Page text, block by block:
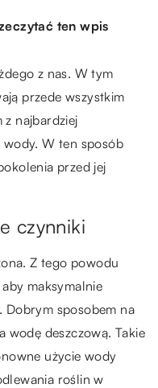
ten wpis
z nas. W tym
przede wszystkim
z najbardziej
W ten sposób
przed jej
czynniki
Z tego powodu
maksymalnie
Dobrym sposobem na
wodę deszczową. Takie
użycie wody
roślin w